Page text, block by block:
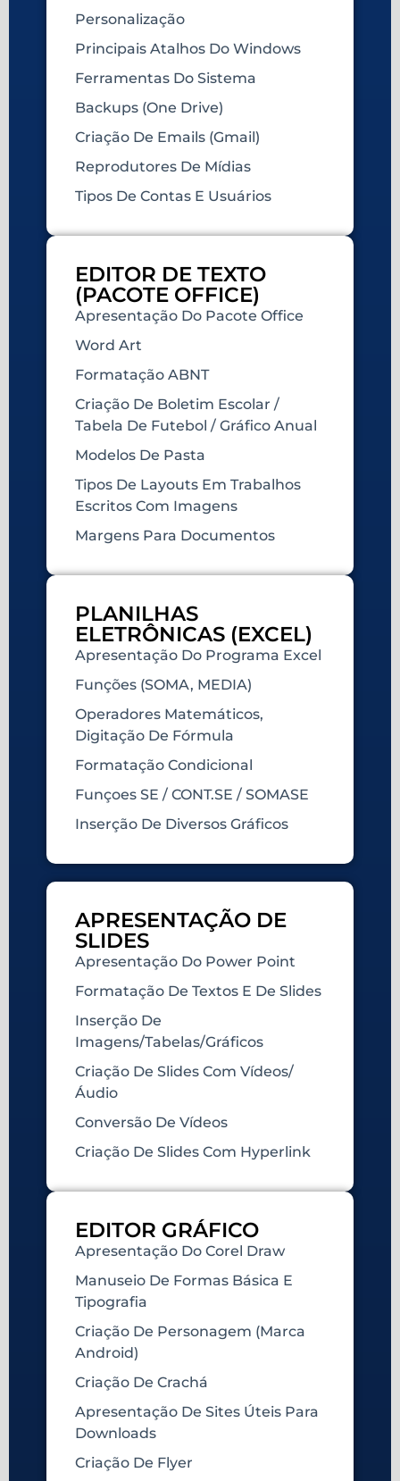
Personalização
Principais Atalhos Do Windows
Ferramentas Do Sistema
Backups (One Drive)
Criação De Emails (Gmail)
Reprodutores De Mídias
Tipos De Contas E Usuários
EDITOR DE TEXTO
(PACOTE OFFICE)
Apresentação Do Pacote Office
Word Art
Formatação ABNT
Criação De Boletim Escolar /
Tabela De Futebol / Gráfico Anual
Modelos De Pasta
Tipos De Layouts Em Trabalhos
Escritos Com Imagens
Margens Para Documentos
PLANILHAS
ELETRÔNICAS (EXCEL)
Apresentação Do Programa Excel
Funções (SOMA, MEDIA)
Operadores Matemáticos,
Digitação De Fórmula
Formatação Condicional
Funçoes SE / CONT.SE / SOMASE
Inserção De Diversos Gráficos
APRESENTAÇÃO DE
SLIDES
Apresentação Do Power Point
Formatação De Textos E De Slides
Inserção De
Imagens/tabelas/gráficos
Criação De Slides Com Vídeos/
Áudio
Conversão De Vídeos
Criação De Slides Com Hyperlink
EDITOR GRÁFICO
Apresentação Do Corel Draw
Manuseio De Formas Básica E
Tipografia
Criação De Personagem (marca
Android)
Criação De Crachá
Apresentação De Sites Úteis Para
Downloads
Criação De Flyer